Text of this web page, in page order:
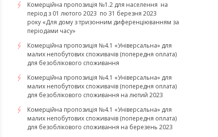
Комерційна пропозиція №1.2 для населення на
період з 01 лютого 2023 по 31 березня 2023
року «Для дому з тризонним диференціюванням за
періодами часу»
​​​​​​​Комерційна пропозиція №4.1 «Універсальна» для
малих непобутових споживачів (попередня оплата)
для безоблікового споживання
Комерційна пропозиція №4.1 «Універсальна» для
малих непобутових споживачів (попередня оплата)
для безоблікового споживання на лютий 2023
Комерційна пропозиція №4.1 «Універсальна» для
малих непобутових споживачів (попередня оплата)
для безоблікового споживання на березень 2023